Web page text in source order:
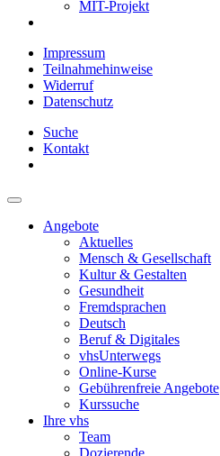
MIT-Projekt
Impressum
Teilnahmehinweise
Widerruf
Datenschutz
Suche
Kontakt
Angebote
Aktuelles
Mensch & Gesellschaft
Kultur & Gestalten
Gesundheit
Fremdsprachen
Deutsch
Beruf & Digitales
vhsUnterwegs
Online-Kurse
Gebührenfreie Angebote
Kurssuche
Ihre vhs
Team
Dozierende